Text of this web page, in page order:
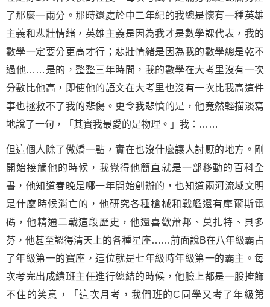
了那麼一兩分。那時還處於中二年紀的我總是懷有一種英雄
主義和悲壯情緒，英雄主義是因為我才是數學課代表，我的
數學一定要分更高才行；悲壯情緒是因為我的數學總是乾不
過他……是的，整整三年時間，我的數學在大考里沒有一次
分數比他高，即使他的語文在大考里也沒有一次比我高這件
事也拯救不了我的悲傷 。更令我悲憤的是，他竟然輕描淡寫
地說了一句，「其實我最愛的是物理。」我：……
但這個人除了傲嬌一點，實在也沒什麼讓人討厭的地方。剛
開始接觸他的時候，我覺得他簡直就是一部移動的百科全
書，他知道春晚是哪一年開始創辦的，也知道兩河流域文明
是什麼時候消亡的，他研究各種槍械和戰艦還有摩爾斯電
碼，他精通二戰這段歷史，他還喜歡蕭邦、莫扎特、貝多
芬，他甚至認得清天上的各種星座……前面說B在八年級霸占
了年級第一的寶座，這位就是七年級時年級第一的霸主。每
次考完出成績班主任進行總結的時候，他臉上都是一股掩飾
不住的笑意，「這次月考，我們班的C同學又考了年級第